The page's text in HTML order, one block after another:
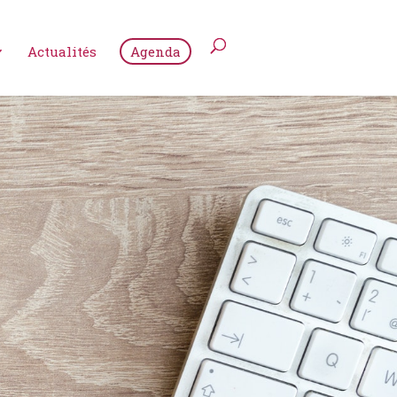
Actualités Agenda